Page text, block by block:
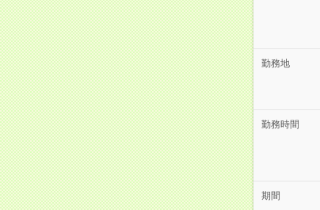
勤務地
勤務時間
期間